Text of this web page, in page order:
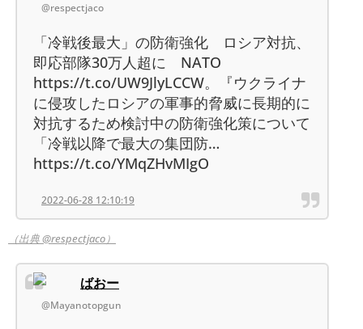
@respectjaco
「冷戦後最大」の防衛強化 ロシア対抗、
即応部隊30万人超に NATO
https://t.co/UW9JlyLCCW。『ウクライナ
に侵攻したロシアの軍事的脅威に長期的に
対抗するため検討中の防衛強化策について
「冷戦以降で最大の集団防…
https://t.co/YMqZHvMIgO
2022-06-28 12:10:19
（出典 @respectjaco）
ばおー
@Mayanotopgun